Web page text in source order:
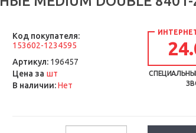
Код покупателя:
153602-1234595
Артикул: 196457
Цена за шт
В наличии:Нет